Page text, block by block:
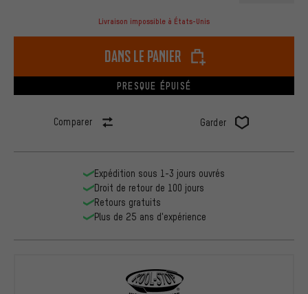
Livraison impossible à États-Unis
dans le panier
PRESQUE ÉPUISÉ
Comparer Garder
Expédition sous 1-3 jours ouvrés
Droit de retour de 100 jours
Retours gratuits
Plus de 25 ans d'expérience